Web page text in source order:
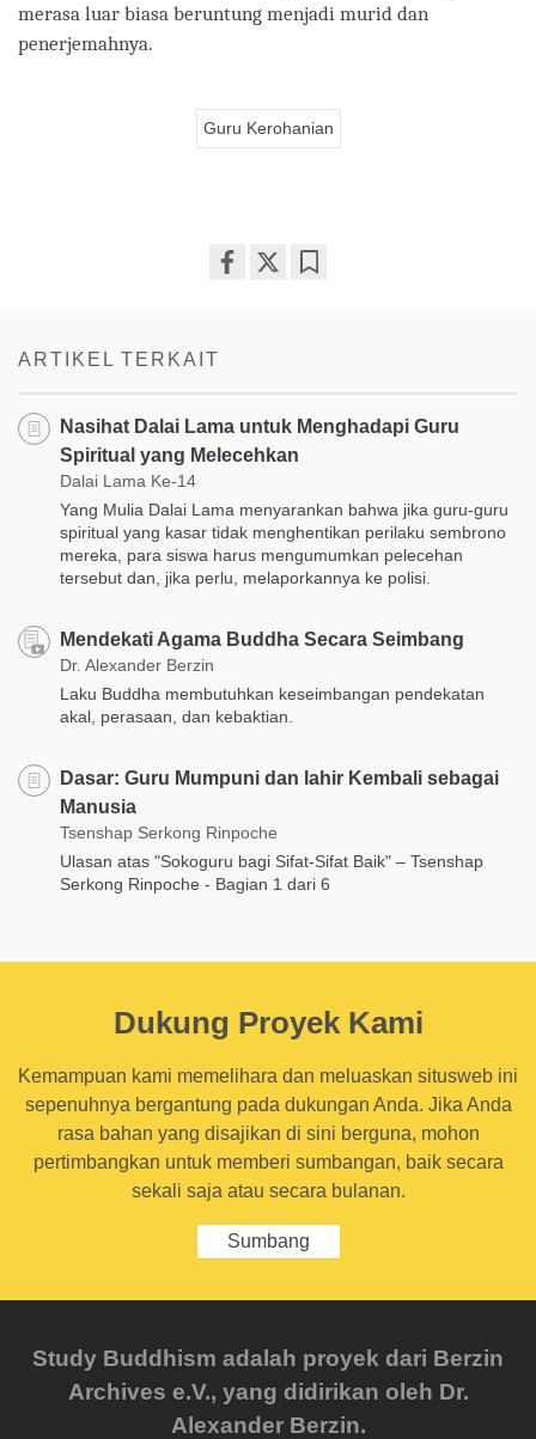
merasa luar biasa beruntung menjadi murid dan
penerjemahnya.
Guru Kerohanian
ARTIKEL TERKAIT
Nasihat Dalai Lama untuk Menghadapi Guru
Spiritual yang Melecehkan
Dalai Lama Ke-14
Yang Mulia Dalai Lama menyarankan bahwa jika guru-guru
spiritual yang kasar tidak menghentikan perilaku sembrono
mereka, para siswa harus mengumumkan pelecehan
tersebut dan, jika perlu, melaporkannya ke polisi.
Mendekati Agama Buddha Secara Seimbang
Dr. Alexander Berzin
Laku Buddha membutuhkan keseimbangan pendekatan
akal, perasaan, dan kebaktian.
Dasar: Guru Mumpuni dan lahir Kembali sebagai
Manusia
Tsenshap Serkong Rinpoche
Ulasan atas "Sokoguru bagi Sifat-Sifat Baik" – Tsenshap
Serkong Rinpoche - Bagian 1 dari 6
Dukung Proyek Kami
Kemampuan kami memelihara dan meluaskan situsweb ini
sepenuhnya bergantung pada dukungan Anda. Jika Anda
rasa bahan yang disajikan di sini berguna, mohon
pertimbangkan untuk memberi sumbangan, baik secara
sekali saja atau secara bulanan.
Sumbang
Study Buddhism adalah proyek dari Berzin
Archives e.V., yang didirikan oleh Dr.
Alexander Berzin.